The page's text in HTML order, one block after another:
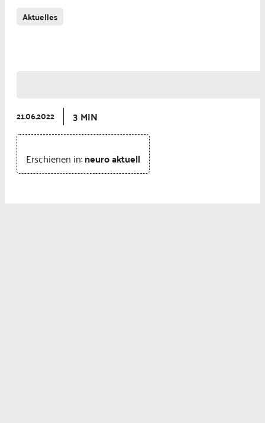
Aktuelles
21.06.2022 3 MIN
Erschienen in:neuro aktuell